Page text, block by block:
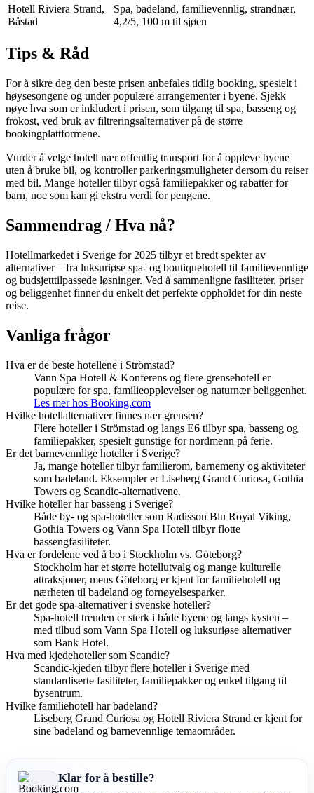
Hotell Riviera Strand,
Båstad
Spa, badeland, familievennlig, strandnær,
4,2/5, 100 m til sjøen
Tips & Råd
For å sikre deg den beste prisen anbefales tidlig booking, spesielt i
høysesongene og under populære arrangementer i byene. Sjekk
nøye hva som er inkludert i prisen, som tilgang til spa, basseng og
frokost, ved bruk av filtreringsalternativer på de større
bookingplattformene.
Vurder å velge hotell nær offentlig transport for å oppleve byene
uten å bruke bil, og kontroller parkeringsmuligheter dersom du reiser
med bil. Mange hoteller tilbyr også familiepakker og rabatter for
barn, noe som kan gi ekstra verdi for pengene.
Sammendrag / Hva nå?
Hotellmarkedet i Sverige for 2025 tilbyr et bredt spekter av
alternativer – fra luksuriøse spa- og boutiquehotell til familievennlige
og budsjetttilpassede løsninger. Ved å sammenligne fasiliteter, priser
og beliggenhet finner du enkelt det perfekte oppholdet for din neste
reise.
Vanliga frågor
Hva er de beste hotellene i Strömstad?
Vann Spa Hotell & Konferens og flere grensehotell er
populære for spa, familieopplevelser og naturnær beliggenhet.
Les mer hos Booking.com
Hvilke hotellalternativer finnes nær grensen?
Flere hoteller i Strömstad og langs E6 tilbyr spa, basseng og
familiepakker, spesielt gunstige for nordmenn på ferie.
Er det barnevennlige hoteller i Sverige?
Ja, mange hoteller tilbyr familierom, barnemeny og aktiviteter
som badeland. Eksempler er Liseberg Grand Curiosa, Gothia
Towers og Scandic-alternativene.
Hvilke hoteller har basseng i Sverige?
Både by- og spa-hoteller som Radisson Blu Royal Viking,
Gothia Towers og Vann Spa Hotell tilbyr flotte
bassengfasiliteter.
Hva er fordelene ved å bo i Stockholm vs. Göteborg?
Stockholm har et større hotellutvalg og mange kulturelle
attraksjoner, mens Göteborg er kjent for familiehotell og
nærheten til badeland og fornøyelsesparker.
Er det gode spa-alternativer i svenske hoteller?
Spa-hotell trenden er sterk i både byene og langs kysten –
med tilbud som Vann Spa Hotell og luksuriøse alternativer
som Bank Hotel.
Hva med kjedehoteller som Scandic?
Scandic-kjeden tilbyr flere hoteller i Sverige med
standardiserte fasiliteter, familiepakker og enkel tilgang til
bysentrum.
Hvilke familiehotell har badeland?
Liseberg Grand Curiosa og Hotell Riviera Strand er kjent for
sine badeland og barnevennlige temaområder.
Klar for å bestille?